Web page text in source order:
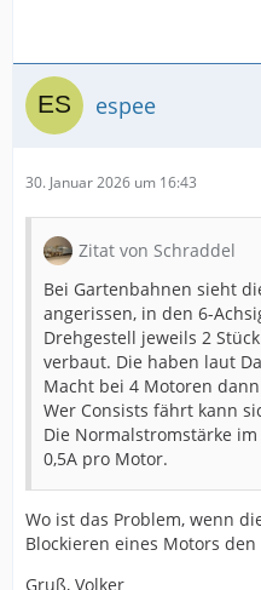
espee
30. Januar 2026 um 16:43
Zitat von Schraddel
Bei Gartenbahnen sieht
angerissen, in den 6-
Drehgestell jeweils 2
verbaut. Die haben laut
Macht bei 4 Motoren
Wer Consists fährt kann
Die Normalstromstärke
0,5A pro Motor.
Wo ist das Problem, wenn
Blockieren eines Motors
Gruß, Volker